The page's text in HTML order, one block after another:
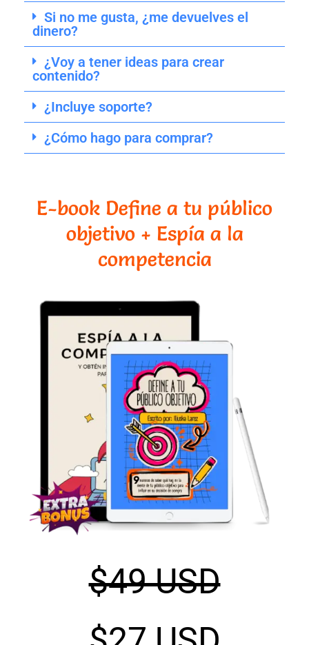
Si no me gusta, ¿me devuelves el
dinero?
¿Voy a tener ideas para crear
contenido?
¿Incluye soporte?
¿Cómo hago para comprar?
E-book Define a tu público
objetivo + Espía a la
competencia
$49 USD